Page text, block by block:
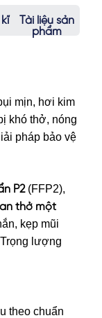
Tài liệu sản
phẩm
mịn, hơi kim
khó thở, nóng
pháp bảo vệ
P2(FFP2),
thở một
kẹp mũi
lượng
theo chuẩn